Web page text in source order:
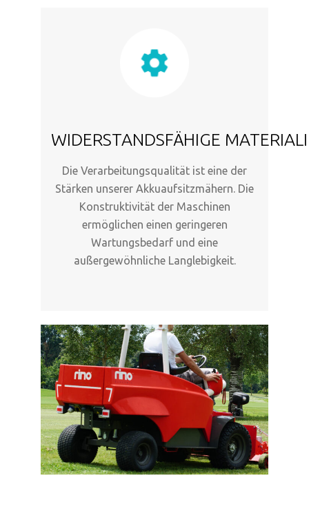
WIDERSTANDSFÄHIGE
Die Verarbeitungsqualität ist eine der
Stärken unserer Akkuaufsitzmähern. Die
Konstruktivität der Maschinen
ermöglichen einen geringeren
Wartungsbedarf und eine
außergewöhnliche Langlebigkeit.